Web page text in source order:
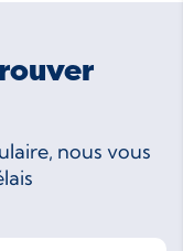
nous vous